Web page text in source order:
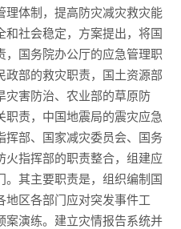
体制，提高防灾减灾救灾能
社会稳定，方案提出，将国
国务院办公厅的应急管理职
部的救灾职责，国土资源部
灾害防治、农业部的草原防
责，中国地震局的震灾应急
部、国家减灾委员会、国务
指挥部的职责整合，组建应
其主要职责是，组织编制国
地区各部门应对突发事件工
演练。建立灾情报告系统并